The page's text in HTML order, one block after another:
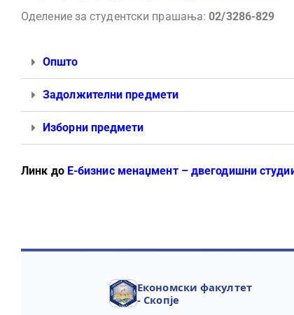
Оделение за студентски прашања:02/3286-829
Општо
Задолжителни предмети
Изборни предмети
Линк до Е-бизнис менаџмент – двегодишни
Економски факултет
- Скопје